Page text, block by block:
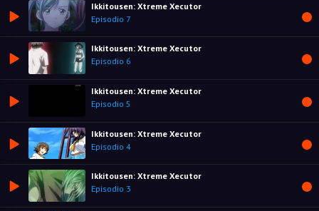
Ikkitousen: Xtreme Xecutor
Episodio 7
Ikkitousen: Xtreme Xecutor
Episodio 6
Ikkitousen: Xtreme Xecutor
Episodio 5
Ikkitousen: Xtreme Xecutor
Episodio 4
Ikkitousen: Xtreme Xecutor
Episodio 3